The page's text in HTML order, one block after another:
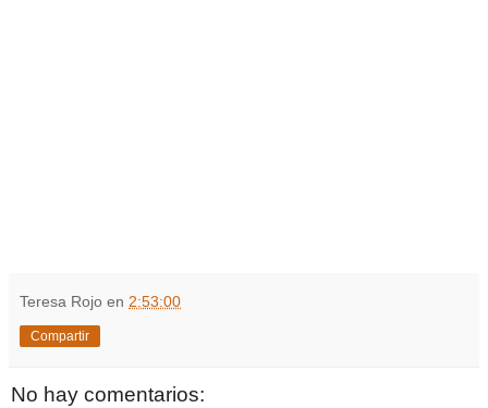
Teresa Rojo en 2:53:00
Compartir
No hay comentarios: